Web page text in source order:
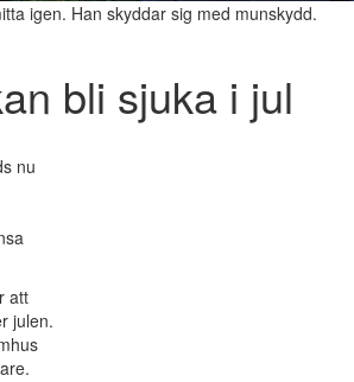
igen. Han skyddar sig med munskydd.
bli sjuka i jul
nu
att
julen.